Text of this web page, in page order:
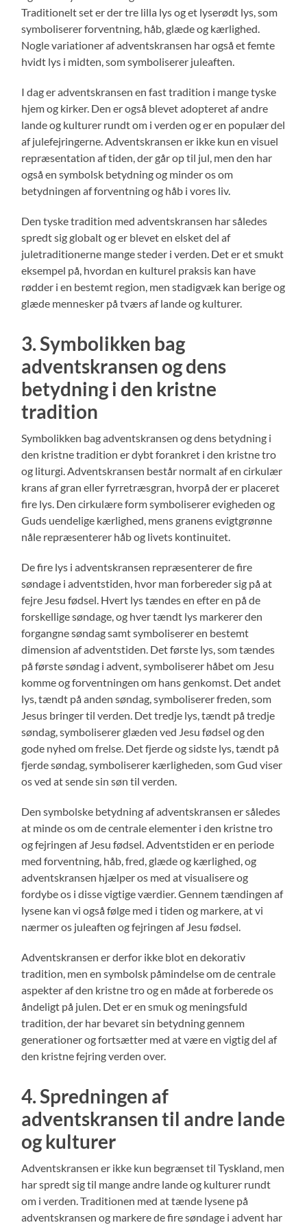
Traditionelt set er der tre lilla lys og et lyserødt lys, som
symboliserer forventning, håb, glæde og kærlighed.
Nogle variationer af adventskransen har også et femte
hvidt lys i midten, som symboliserer juleaften.
I dag er adventskransen en fast tradition i mange tyske
hjem og kirker. Den er også blevet adopteret af andre
lande og kulturer rundt om i verden og er en populær del
af julefejringerne. Adventskransen er ikke kun en visuel
repræsentation af tiden, der går op til jul, men den har
også en symbolsk betydning og minder os om
betydningen af forventning og håb i vores liv.
Den tyske tradition med adventskransen har således
spredt sig globalt og er blevet en elsket del af
juletraditionerne mange steder i verden. Det er et smukt
eksempel på, hvordan en kulturel praksis kan have
rødder i en bestemt region, men stadigvæk kan berige og
glæde mennesker på tværs af lande og kulturer.
3. Symbolikken bag
adventskransen og dens
betydning i den kristne
tradition
Symbolikken bag adventskransen og dens betydning i
den kristne tradition er dybt forankret i den kristne tro
og liturgi. Adventskransen består normalt af en cirkulær
krans af gran eller fyrretræsgran, hvorpå der er placeret
fire lys. Den cirkulære form symboliserer evigheden og
Guds uendelige kærlighed, mens granens evigtgrønne
nåle repræsenterer håb og livets kontinuitet.
De fire lys i adventskransen repræsenterer de fire
søndage i adventstiden, hvor man forbereder sig på at
fejre Jesu fødsel. Hvert lys tændes en efter en på de
forskellige søndage, og hver tændt lys markerer den
forgangne søndag samt symboliserer en bestemt
dimension af adventstiden. Det første lys, som tændes
på første søndag i advent, symboliserer håbet om Jesu
komme og forventningen om hans genkomst. Det andet
lys, tændt på anden søndag, symboliserer freden, som
Jesus bringer til verden. Det tredje lys, tændt på tredje
søndag, symboliserer glæden ved Jesu fødsel og den
gode nyhed om frelse. Det fjerde og sidste lys, tændt på
fjerde søndag, symboliserer kærligheden, som Gud viser
os ved at sende sin søn til verden.
Den symbolske betydning af adventskransen er således
at minde os om de centrale elementer i den kristne tro
og fejringen af Jesu fødsel. Adventstiden er en periode
med forventning, håb, fred, glæde og kærlighed, og
adventskransen hjælper os med at visualisere og
fordybe os i disse vigtige værdier. Gennem tændingen af
lysene kan vi også følge med i tiden og markere, at vi
nærmer os juleaften og fejringen af Jesu fødsel.
Adventskransen er derfor ikke blot en dekorativ
tradition, men en symbolsk påmindelse om de centrale
aspekter af den kristne tro og en måde at forberede os
åndeligt på julen. Det er en smuk og meningsfuld
tradition, der har bevaret sin betydning gennem
generationer og fortsætter med at være en vigtig del af
den kristne fejring verden over.
4. Spredningen af
adventskransen til andre lande
og kulturer
Adventskransen er ikke kun begrænset til Tyskland, men
har spredt sig til mange andre lande og kulturer rundt
om i verden. Traditionen med at tænde lysene på
adventskransen og markere de fire søndage i advent har